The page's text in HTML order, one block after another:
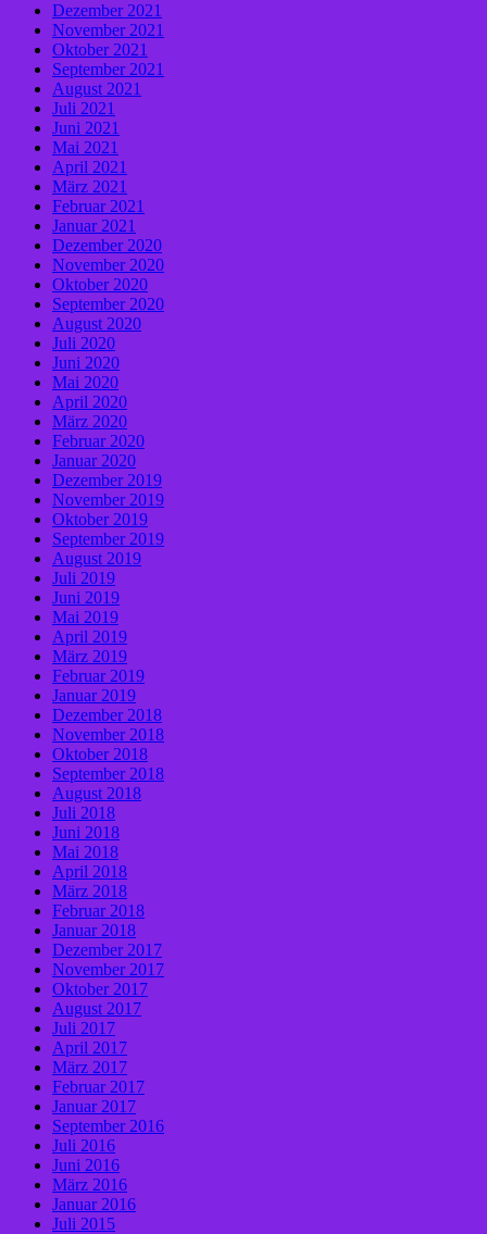
Dezember 2021
November 2021
Oktober 2021
September 2021
August 2021
Juli 2021
Juni 2021
Mai 2021
April 2021
März 2021
Februar 2021
Januar 2021
Dezember 2020
November 2020
Oktober 2020
September 2020
August 2020
Juli 2020
Juni 2020
Mai 2020
April 2020
März 2020
Februar 2020
Januar 2020
Dezember 2019
November 2019
Oktober 2019
September 2019
August 2019
Juli 2019
Juni 2019
Mai 2019
April 2019
März 2019
Februar 2019
Januar 2019
Dezember 2018
November 2018
Oktober 2018
September 2018
August 2018
Juli 2018
Juni 2018
Mai 2018
April 2018
März 2018
Februar 2018
Januar 2018
Dezember 2017
November 2017
Oktober 2017
August 2017
Juli 2017
April 2017
März 2017
Februar 2017
Januar 2017
September 2016
Juli 2016
Juni 2016
März 2016
Januar 2016
Juli 2015